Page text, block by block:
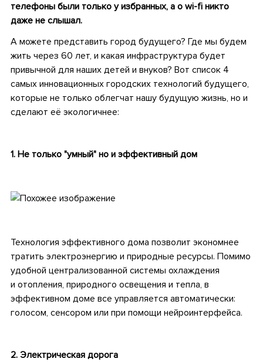
телефоны были только у избранных, а о wi-fi никто
даже не слышал.
А можете представить город будущего? Где мы будем
жить через 60 лет, и какая инфраструктура будет
привычной для наших детей и внуков? Вот список 4
самых инновационных городских технологий будущего,
которые не только облегчат нашу будущую жизнь, но и
сделают её экологичнее:
1. Не только "умный" но и эффективный дом
Технология эффективного дома позволит экономнее
тратить электроэнергию и природные ресурсы. Помимо
удобной централизованной системы охлаждения
и отопления, природного освещения и тепла, в
эффективном доме все управляется автоматически:
голосом, сенсором или при помощи нейроинтерфейса.
2. Электрическая дорога